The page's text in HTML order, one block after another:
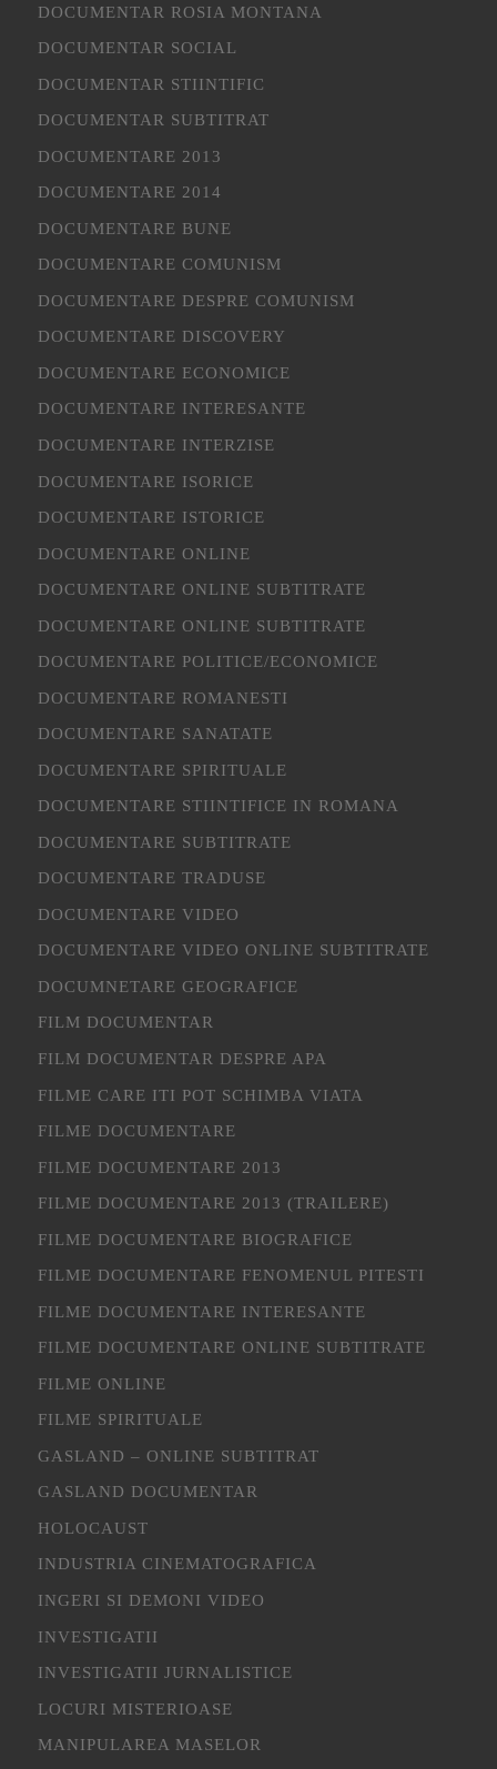
DOCUMENTAR ROSIA MONTANA
DOCUMENTAR SOCIAL
DOCUMENTAR STIINTIFIC
DOCUMENTAR SUBTITRAT
DOCUMENTARE 2013
DOCUMENTARE 2014
DOCUMENTARE BUNE
DOCUMENTARE COMUNISM
DOCUMENTARE DESPRE COMUNISM
DOCUMENTARE DISCOVERY
DOCUMENTARE ECONOMICE
DOCUMENTARE INTERESANTE
DOCUMENTARE INTERZISE
DOCUMENTARE ISORICE
DOCUMENTARE ISTORICE
DOCUMENTARE ONLINE
DOCUMENTARE ONLINE SUBTITRATE
DOCUMENTARE ONLINE SUBTITRATE
DOCUMENTARE POLITICE/ECONOMICE
DOCUMENTARE ROMANESTI
DOCUMENTARE SANATATE
DOCUMENTARE SPIRITUALE
DOCUMENTARE STIINTIFICE IN ROMANA
DOCUMENTARE SUBTITRATE
DOCUMENTARE TRADUSE
DOCUMENTARE VIDEO
DOCUMENTARE VIDEO ONLINE SUBTITRATE
DOCUMNETARE GEOGRAFICE
FILM DOCUMENTAR
FILM DOCUMENTAR DESPRE APA
FILME CARE ITI POT SCHIMBA VIATA
FILME DOCUMENTARE
FILME DOCUMENTARE 2013
FILME DOCUMENTARE 2013 (TRAILERE)
FILME DOCUMENTARE BIOGRAFICE
FILME DOCUMENTARE FENOMENUL PITESTI
FILME DOCUMENTARE INTERESANTE
FILME DOCUMENTARE ONLINE SUBTITRATE
FILME ONLINE
FILME SPIRITUALE
GASLAND – ONLINE SUBTITRAT
GASLAND DOCUMENTAR
HOLOCAUST
INDUSTRIA CINEMATOGRAFICA
INGERI SI DEMONI VIDEO
INVESTIGATII
INVESTIGATII JURNALISTICE
LOCURI MISTERIOASE
MANIPULAREA MASELOR